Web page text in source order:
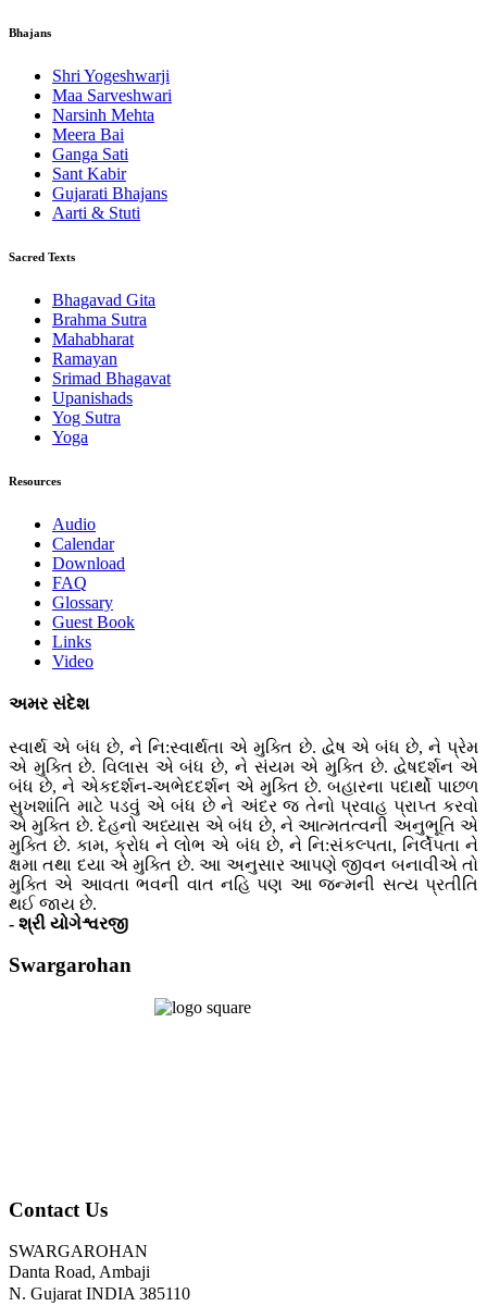
Bhajans
Shri Yogeshwarji
Maa Sarveshwari
Narsinh Mehta
Meera Bai
Ganga Sati
Sant Kabir
Gujarati Bhajans
Aarti & Stuti
Sacred Texts
Bhagavad Gita
Brahma Sutra
Mahabharat
Ramayan
Srimad Bhagavat
Upanishads
Yog Sutra
Yoga
Resources
Audio
Calendar
Download
FAQ
Glossary
Guest Book
Links
Video
અમર સંદેશ
સ્વાર્થ એ બંધ છે, ને નિ:સ્વાર્થતા એ મુક્તિ છે. દ્વેષ એ બંધ છે, ને પ્રેમ
એ મુક્તિ છે. વિલાસ એ બંધ છે, ને સંયમ એ મુક્તિ છે. દ્વેષદર્શન એ
બંધ છે, ને એકદર્શન-અભેદદર્શન એ મુક્તિ છે. બહારના પદાર્થો પાછળ
સુખશાંતિ માટે પડવું એ બંધ છે ને અંદર જ તેનો પ્રવાહ પ્રાપ્ત કરવો
એ મુક્તિ છે. દેહનો અધ્યાસ એ બંધ છે, ને આત્મતત્વની અનુભૂતિ એ
મુક્તિ છે. કામ, ક્રોધ ને લોભ એ બંધ છે, ને નિ:સંકલ્પતા, નિર્લેપતા ને
ક્ષમા તથા દયા એ મુક્તિ છે. આ અનુસાર આપણે જીવન બનાવીએ તો
મુક્તિ એ આવતા ભવની વાત નહિ પણ આ જન્મની સત્ય પ્રતીતિ
થઈ જાય છે.
- શ્રી યોગેશ્વરજી
Swargarohan
Contact Us
SWARGAROHAN
Danta Road, Ambaji
N. Gujarat INDIA 385110